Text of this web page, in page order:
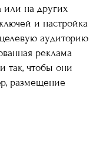
или на других
и настройка
аудиторию
реклама
так, чтобы они
размещение